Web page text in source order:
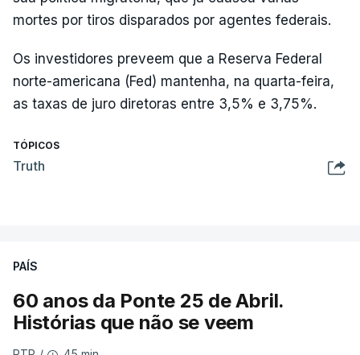
mortes por tiros disparados por agentes federais.
Os investidores preveem que a Reserva Federal
norte-americana (Fed) mantenha, na quarta-feira,
as taxas de juro diretoras entre 3,5% e 3,75%.
TÓPICOS
Truth
PAÍS
60 anos da Ponte 25 de Abril.
Histórias que não se veem